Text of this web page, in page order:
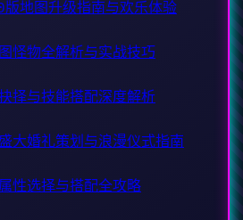
地图升级指南与欢乐体验
怪物全解析与实战技巧
择与技能搭配深度解析
大婚礼策划与浪漫仪式指南
性选择与搭配全攻略